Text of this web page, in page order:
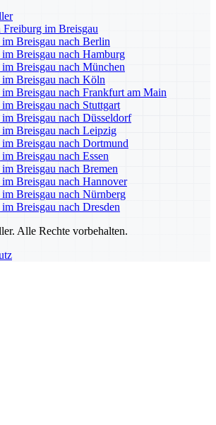
Freiburg im Breisgau
Breisgau nach Berlin
Breisgau nach Hamburg
Breisgau nach München
Breisgau nach Köln
Breisgau nach Frankfurt am Main
Breisgau nach Stuttgart
Breisgau nach Düsseldorf
Breisgau nach Leipzig
Breisgau nach Dortmund
Breisgau nach Essen
Breisgau nach Bremen
Breisgau nach Hannover
Breisgau nach Nürnberg
Breisgau nach Dresden
Alle Rechte vorbehalten.